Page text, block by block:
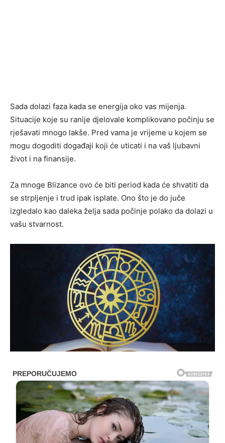
Sada dolazi faza kada se energija oko vas mijenja.
Situacije koje su ranije djelovale komplikovano počinju se
rješavati mnogo lakše. Pred vama je vrijeme u kojem se
mogu dogoditi događaji koji će uticati i na vaš ljubavni
život i na finansije.
Za mnoge Blizance ovo će biti period kada će shvatiti da
se strpljenje i trud ipak isplate. Ono što je do juče
izgledalo kao daleka želja sada počinje polako da dolazi u
vašu stvarnost.